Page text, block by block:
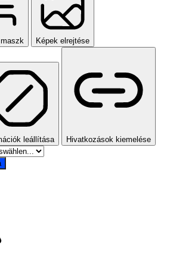
Képek elrejtése
leállítása Hivatkozások kiemelése